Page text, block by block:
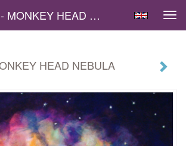
Carmen Todita - MONKEY HEAD NEBULA
HEAD NEBULA